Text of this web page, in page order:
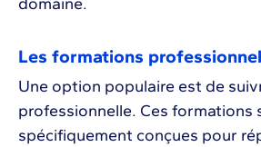
Les formations
Une option populaire est de
professionnelle. Ces formations
spécifiquement conçues pour